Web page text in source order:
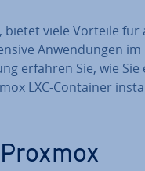
bietet viele Vorteile für
An­wen­dun­gen im
erfahren Sie, wie Sie
LXC-Container